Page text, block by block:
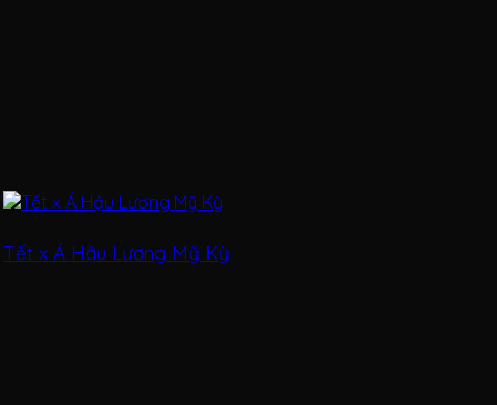
Tết x Á Hậu Lương Mỹ Kỳ